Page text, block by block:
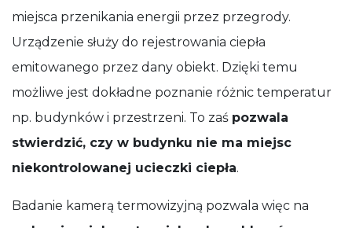
miejsca przenikania energii przez przegrody.
Urządzenie służy do rejestrowania ciepła
emitowanego przez dany obiekt. Dzięki temu
możliwe jest dokładne poznanie różnic temperatur
np. budynków i przestrzeni. To zaś pozwala
stwierdzić, czy w budynku nie ma miejsc
niekontrolowanej ucieczki ciepła.
Badanie kamerą termowizyjną pozwala więc na